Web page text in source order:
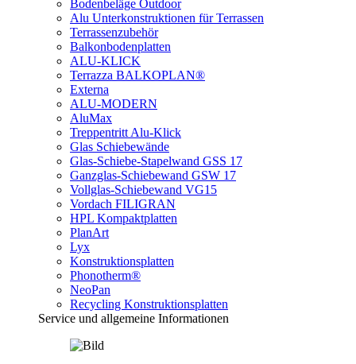
Bodenbeläge Outdoor
Alu Unterkonstruktionen für Terrassen
Terrassenzubehör
Balkonbodenplatten
ALU-KLICK
Terrazza BALKOPLAN®
Externa
ALU-MODERN
AluMax
Treppentritt Alu-Klick
Glas Schiebewände
Glas-Schiebe-Stapelwand GSS 17
Ganzglas-Schiebewand GSW 17
Vollglas-Schiebewand VG15
Vordach FILIGRAN
HPL Kompaktplatten
PlanArt
Lyx
Konstruktionsplatten
Phonotherm®
NeoPan
Recycling Konstruktionsplatten
Service und allgemeine Informationen